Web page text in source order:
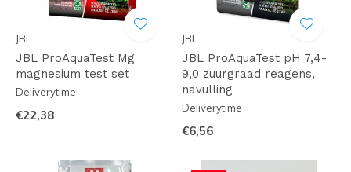
JBL
JBL ProAquaTest Mg
magnesium test set
Deliverytime
€22,38
JBL
JBL ProAquaTest pH 7,4-
9,0 zuurgraad reagens,
navulling
Deliverytime
€6,56